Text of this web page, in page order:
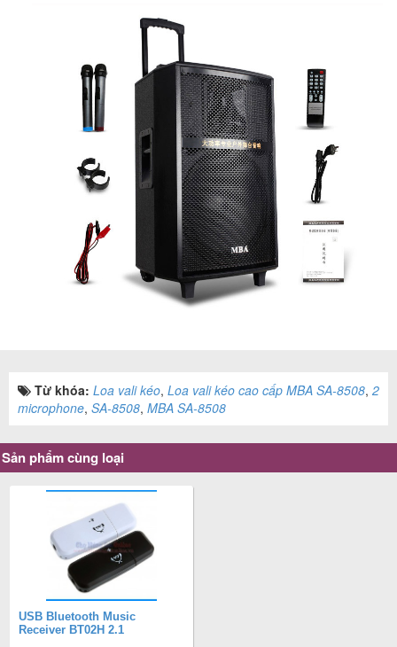
Từ khóa: Loa vali kéo, Loa vali kéo cao cấp MBA SA-8508, 2
microphone, SA-8508, MBA SA-8508
Sản phẩm cùng loại
USB Bluetooth Music
Receiver BT02H 2.1